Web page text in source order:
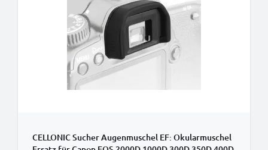
CELLONIC Sucher Augenmuschel EF: Okularmuschel